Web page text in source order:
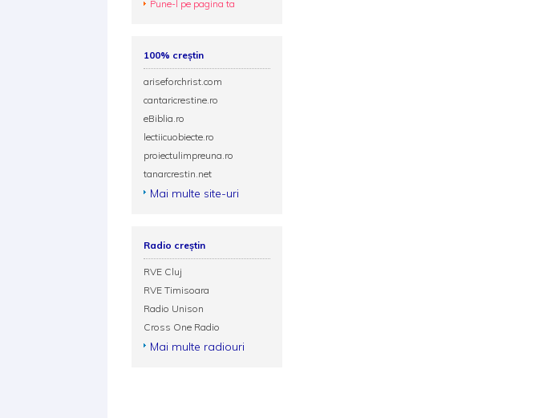
Pune-l pe pagina ta
100% creștin
ariseforchrist.com
cantaricrestine.ro
eBiblia.ro
lectiicuobiecte.ro
proiectulimpreuna.ro
tanarcrestin.net
Mai multe site-uri
Radio creștin
RVE Cluj
RVE Timisoara
Radio Unison
Cross One Radio
Mai multe radiouri